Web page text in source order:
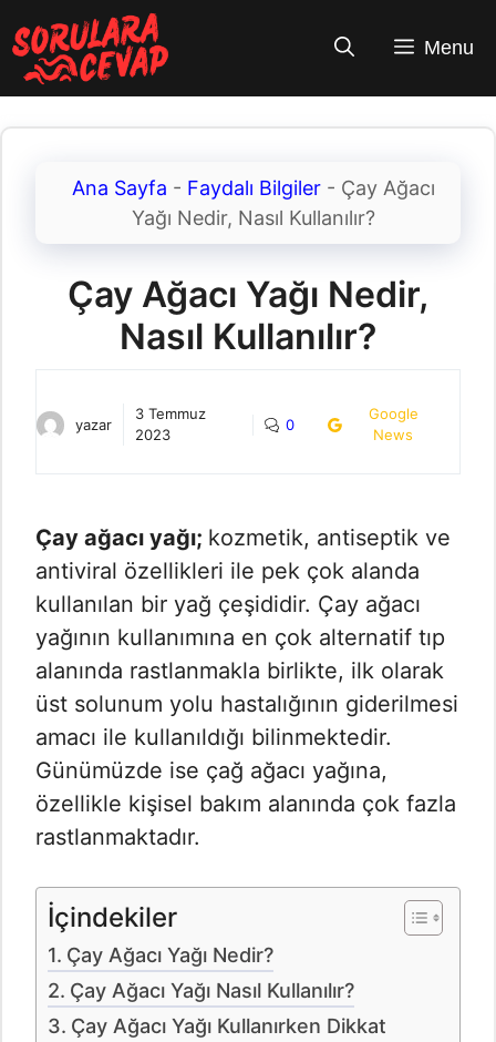
atla
Menu
Ana Sayfa - Faydalı Bilgiler - Çay Ağacı
Yağı Nedir, Nasıl Kullanılır?
Çay Ağacı Yağı Nedir,
Nasıl Kullanılır?
yazar
3 Temmuz
2023
0
Google
News
Çay ağacı yağı; kozmetik, antiseptik ve
antiviral özellikleri ile pek çok alanda
kullanılan bir yağ çeşididir. Çay ağacı
yağının kullanımına en çok alternatif tıp
alanında rastlanmakla birlikte, ilk olarak
üst solunum yolu hastalığının giderilmesi
amacı ile kullanıldığı bilinmektedir.
Günümüzde ise çağ ağacı yağına,
özellikle kişisel bakım alanında çok fazla
rastlanmaktadır.
İçindekiler
Çay Ağacı Yağı Nedir?
Çay Ağacı Yağı Nasıl Kullanılır?
Çay Ağacı Yağı Kullanırken Dikkat